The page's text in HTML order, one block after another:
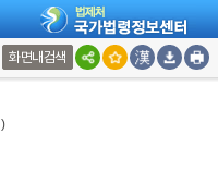
화면내검색